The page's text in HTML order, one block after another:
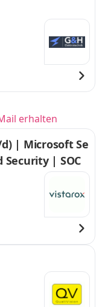
erhalten
| Microsoft Se
| SOC